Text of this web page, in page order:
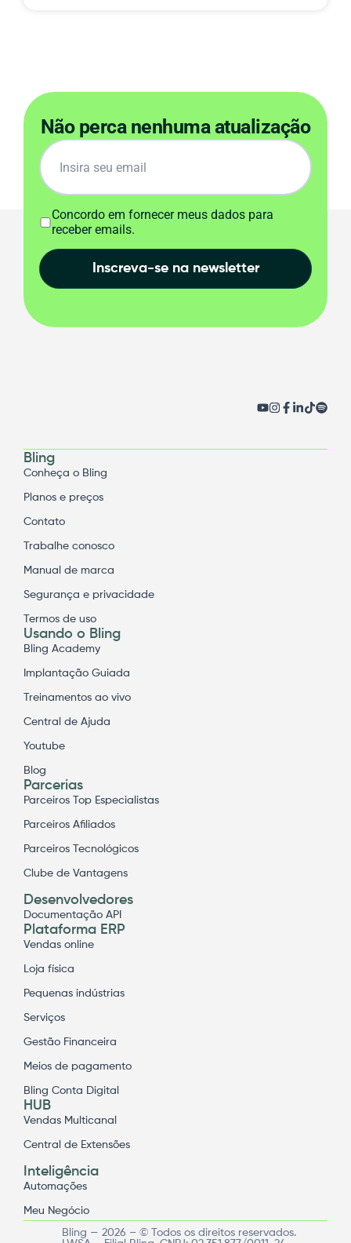
Não perca nenhuma atualização
Concordo em fornecer meus dados para
receber emails.
Inscreva-se na newsletter
Bling
Conheça o Bling
Planos e preços
Contato
Trabalhe conosco
Manual de marca
Segurança e privacidade
Termos de uso
Usando o Bling
Bling Academy
Implantação Guiada
Treinamentos ao vivo
Central de Ajuda
Youtube
Blog
Parcerias
Parceiros Top Especialistas
Parceiros Afiliados
Parceiros Tecnológicos
Clube de Vantagens
Desenvolvedores
Documentação API
Plataforma ERP
Vendas online
Loja física
Pequenas indústrias
Serviços
Gestão Financeira
Meios de pagamento
Bling Conta Digital
HUB
Vendas Multicanal
Central de Extensões
Inteligência
Automações
Meu Negócio
Bling — 2026 – © Todos os direitos reservados.